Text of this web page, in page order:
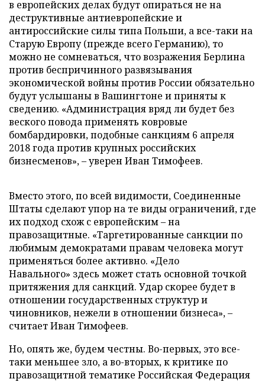
в европейских делах будут опираться не на
деструктивные антиевропейские и
антироссийские силы типа Польши, а все-таки на
Старую Европу (прежде всего Германию), то
можно не сомневаться, что возражения Берлина
против беспричинного развязывания
экономической войны против России обязательно
будут услышаны в Вашингтоне и приняты к
сведению. «Администрация вряд ли будет без
веского повода применять ковровые
бомбардировки, подобные санкциям 6 апреля
2018 года против крупных российских
бизнесменов», – уверен Иван Тимофеев.
Вместо этого, по всей видимости, Соединенные
Штаты сделают упор на те виды ограничений, где
их подход схож с европейским – на
правозащитные. «Таргетированные санкции по
любимым демократами правам человека могут
применяться более активно. «Дело
Навального» здесь может стать основной точкой
притяжения для санкций. Удар скорее будет в
отношении государственных структур и
чиновников, нежели в отношении бизнеса», –
считает Иван Тимофеев.
Но, опять же, будем честны. Во-первых, это все-
таки меньшее зло, а во-вторых, к критике по
правозащитной тематике Российская Федерация